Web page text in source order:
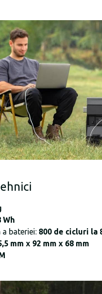
Wh
a bateriei: 800 de cicluri la
mm x 92 mm x 68 mm